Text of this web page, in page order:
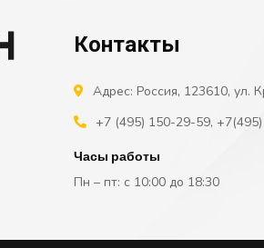
Контакты
Адрес: Россия, 123610, ул.
+7 (495) 150-29-59,
Часы работы
Пн – пт: с 10:00 до 18:30